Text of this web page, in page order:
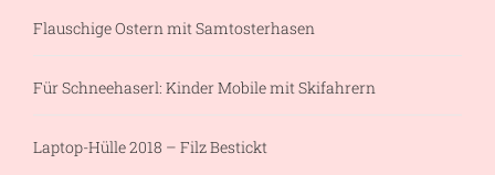
Flauschige Ostern mit Samtosterhasen
Für Schneehaserl: Kinder Mobile mit Skifahrern
Laptop-Hülle 2018 – Filz Bestickt